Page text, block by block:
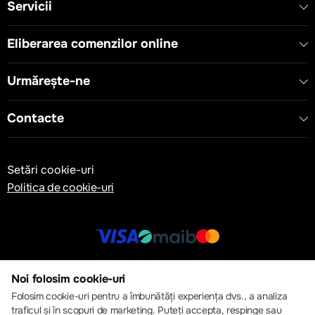
Servicii
Eliberarea comenzilor online
Urmărește-ne
Contacte
Setări cookie-uri
Politica de cookie-uri
© 2013 – 2026 ECOM
Noi folosim cookie-uri
Folosim cookie-uri pentru a îmbunătăți experiența dvs., a analiza
traficul și în scopuri de marketing. Puteți accepta, respinge sau